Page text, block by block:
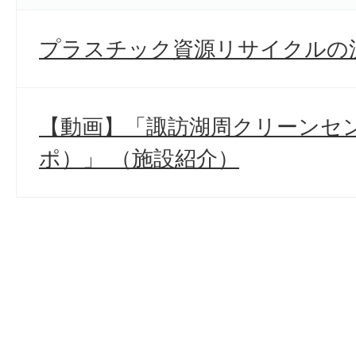
プラスチック資源リサイクルの
【動画】「諏訪湖周クリーン
ポ）」 （施設紹介）